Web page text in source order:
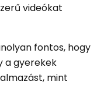
videókat
fontos, hogy
a gyerekek
mint